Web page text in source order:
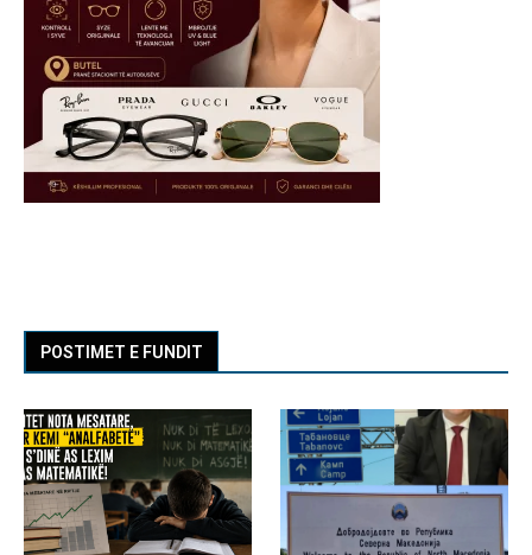
POSTIMET E FUNDIT